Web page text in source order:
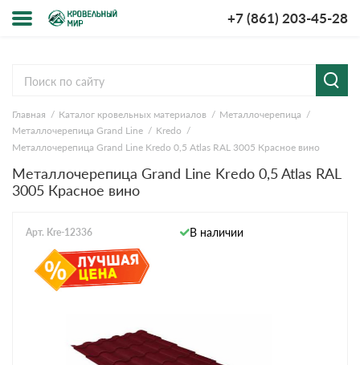
+7 (861) 203-45-28
компании
и оплата
Главная Каталог кровельных материалов
Металлочерепица
Металлочерепица Grand Line
Kredo
Металлочерепица Grand Line Kredo 0,5 Atlas RAL 3005 Красное вино
Металлочерепица Grand Line Kredo 0,5 Atlas RAL
3005 Красное вино
Арт. Kre-12336 В наличии